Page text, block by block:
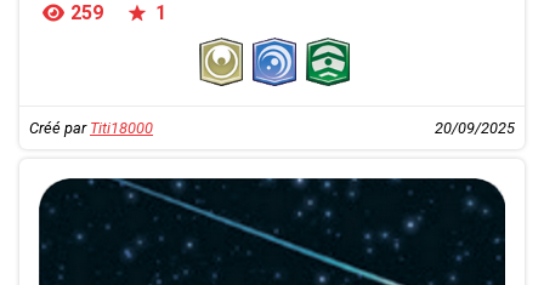
259 1
Créé par Titi18000 20/09/2025